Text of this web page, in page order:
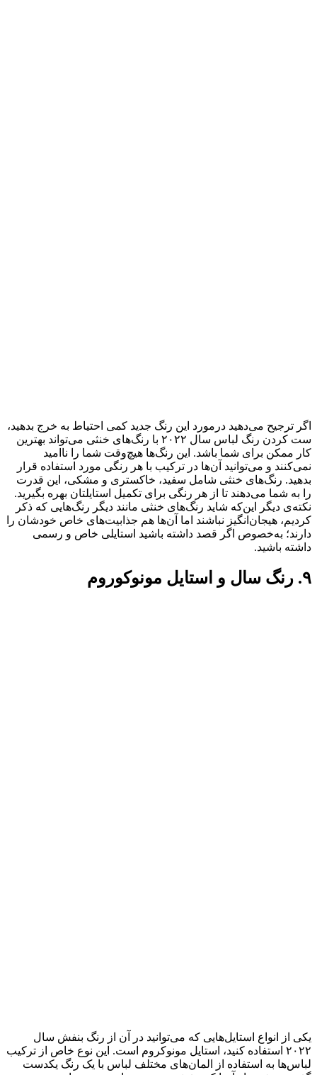
اگر ترجیح می‌دهید درمورد این رنگ جدید کمی احتیاط به خرج بدهید،
ست کردن رنگ لباس سال ۲۰۲۲ با رنگ‌های خنثی می‌تواند بهترین
کار ممکن برای شما باشد. این رنگ‌ها هیچ‌وقت شما را ناامید
نمی‌کنند و می‌توانید آن‌ها در ترکیب با هر رنگی مورد استفاده قرار
بدهید. رنگ‌های خنثی شامل سفید، خاکستری و مشکی، این قدرت
را به شما می‌دهند تا از هر رنگی برای تکمیل استایلتان بهره بگیرید.
نکته‌ی دیگر این‌که شاید رنگ‌های خنثی مانند دیگر رنگ‌هایی که ذکر
کردیم، هیجان‌انگیز نباشند اما آن‌ها هم جذابیت‌های خاص خودشان را
دارند؛ به‌خصوص اگر قصد داشته باشید استایلی خاص و رسمی
داشته باشید.
۹. رنگ سال و استایل مونوکوروم
یکی از انواع استایل‌هایی که می‌توانید در آن از رنگ بنفش سال
۲۰۲۲ استفاده کنید، استایل مونوکروم است. این نوع خاص از ترکیب
لباس‌ها به استفاده از المان‌های مختلف لباس با یک رنگ یکدست